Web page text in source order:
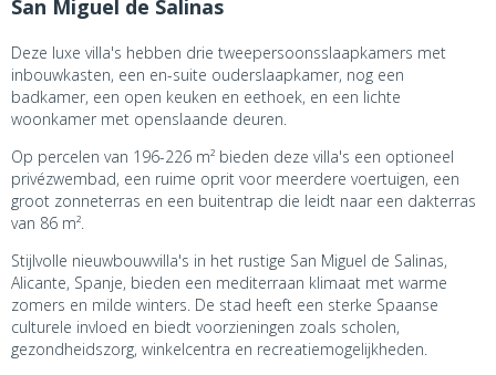
San Miguel de Salinas
Deze luxe villa's hebben drie tweepersoonsslaapkamers met
inbouwkasten, een en-suite ouderslaapkamer, nog een
badkamer, een open keuken en eethoek, en een lichte
woonkamer met openslaande deuren.
Op percelen van 196-226 m² bieden deze villa's een optioneel
privézwembad, een ruime oprit voor meerdere voertuigen, een
groot zonneterras en een buitentrap die leidt naar een dakterras
van 86 m².
Stijlvolle nieuwbouwvilla's in het rustige San Miguel de Salinas,
Alicante, Spanje, bieden een mediterraan klimaat met warme
zomers en milde winters. De stad heeft een sterke Spaanse
culturele invloed en biedt voorzieningen zoals scholen,
gezondheidszorg, winkelcentra en recreatiemogelijkheden.